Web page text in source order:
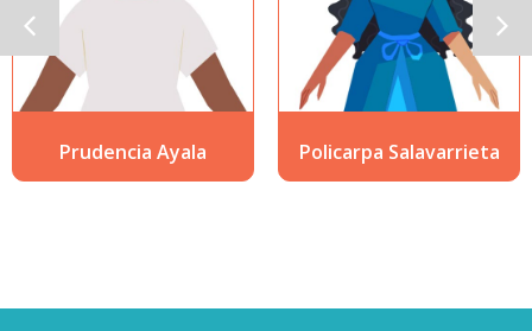
Policarpa Salavarrieta Sofía